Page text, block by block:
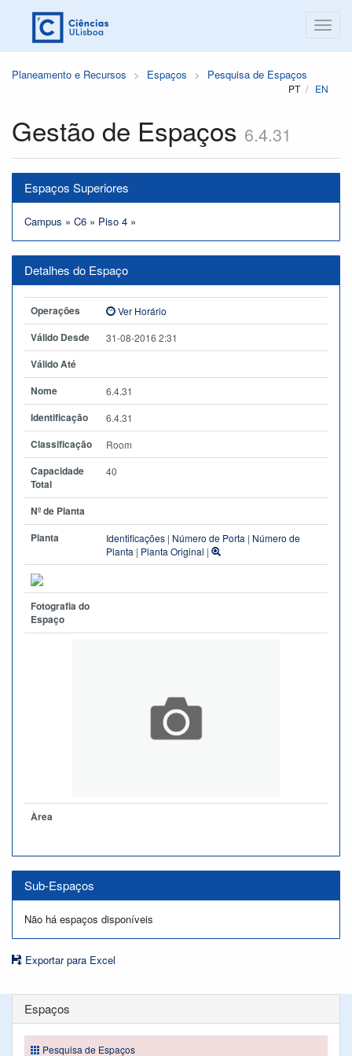
Planeamento e Recursos Espaços Pesquisa de Espaços
PT EN
Gestão de Espaços 6.4.31
Espaços Superiores
Campus » C6 » Piso 4 »
Detalhes do Espaço
Operações Ver Horário
Válido Desde 31-08-2016 2:31
Válido Até
Nome
6.4.31
Identificação 6.4.31
Classificação Room
Capacidade
Total
40
Nº de Planta
Planta
Identificações | Número de Porta | Número de
Planta | Planta Original |
Fotografia do
Espaço
Àrea
Sub-Espaços
Não há espaços disponíveis
Exportar para Excel
Espaços
Pesquisa de Espaços